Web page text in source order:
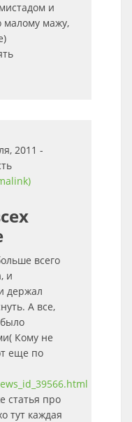
и
малому мажу,
2011 -
всего
и
держал
А все,
Кому не
еще по
статья про
тут каждая